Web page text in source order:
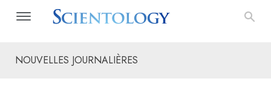
NOUVELLES JOURNALIÈRES